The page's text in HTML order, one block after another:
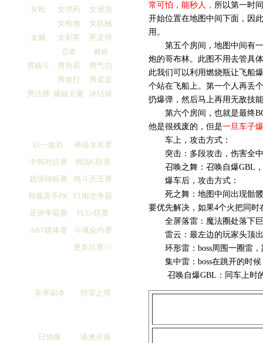
女枪
女弹药
女漫游
女枪炮
女机械
女贼
女刺客 死灵师
忍者 舞娘
男格斗 男街霸
男气功
男散打
男柔道
男法师 爆破元素 冰结师
以一敌百
神器水友赛
中韩对抗赛
韩国G联赛
超级锦标赛
格斗天王赛
韩服高手PK
F1南北争霸
亚洲争霸赛
PLU-联赛
A&F媒体赛
斗魂会内赛
更多比赛>>
异界副本 绝望之塔
日韩服 港澳台服
常可怕，能秒人， 所以第一时
开始位置在地图中间下面，因此
用。
第五个房间，地图中间有一
炮的哥布林。此图不用去管具
此我们可以利用燃烧瓶让飞船
个站在飞船上。第一个人再丢
扔爆弹，然后马上再用无敌技
第六个房间，也就是最终
他是很残废的，但是一旦车子
车上，攻击方式：
突击：多段攻击，伤害全中
召唤之舞：召唤自爆GBL，
爆车后，攻击方式：
死之舞：地图中间出现骷
要优先解决，如果4个火把同
全屏落雷：魔法圈处落下巨
雷云：最左边的玩家头顶出
环形雷：boss周围一圈雷，
集中雷：boss在跳开的时候
召唤自爆GBL：同车上时